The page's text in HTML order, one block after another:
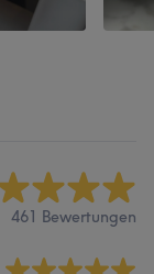
461 Bewertungen